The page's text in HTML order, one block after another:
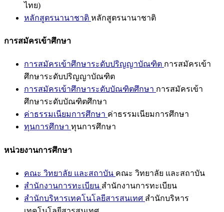
ไทย)
หลักสูตรนานาชาติ หลักสูตรนานาชาติ
การสมัครเข้าศึกษา
การสมัครเข้าศึกษาระดับปริญญาบัณฑิต การสมัครเข้า
ศึกษาระดับปริญญาบัณฑิต
การสมัครเข้าศึกษาระดับบัณฑิตศึกษา การสมัครเข้า
ศึกษาระดับบัณฑิตศึกษา
ค่าธรรมเนียมการศึกษา ค่าธรรมเนียมการศึกษา
ทุนการศึกษา ทุนการศึกษา
หน่วยงานการศึกษา
คณะ วิทยาลัย และสถาบัน คณะ วิทยาลัย และสถาบัน
สำนักงานการทะเบียน สำนักงานการทะเบียน
สำนักบริหารเทคโนโลยีสารสนเทศ สำนักบริหาร